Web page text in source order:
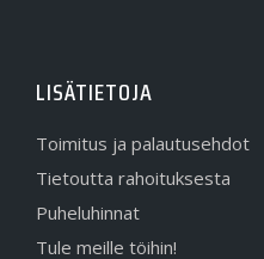
LISÄTIETOJA
Toimitus ja palautusehdot
Tietoutta rahoituksesta
Puheluhinnat
Tule meille töihin!